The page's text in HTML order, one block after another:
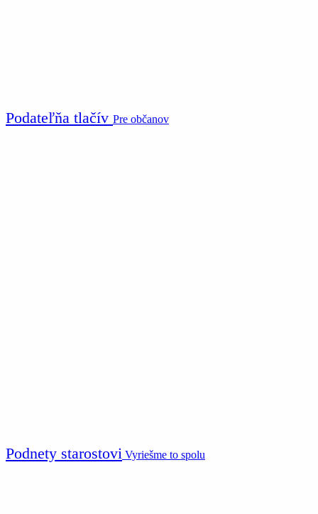
Podateľňa tlačív Pre občanov
Podnety starostovi Vyriešme to spolu